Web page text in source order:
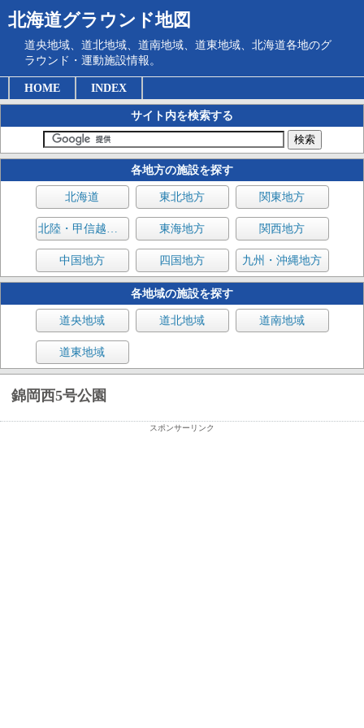
北海道グラウンド地図
道央地域、道北地域、道南地域、道東地域、北海道各地のグ
ラウンド・運動施設情報。
HOME INDEX
サイト内を検索する
各地方の施設を探す
北海道 東北地方 関東地方
北陸・甲信越地方 東海地方 関西地方
中国地方 四国地方 九州・沖縄地方
各地域の施設を探す
道央地域 道北地域 道南地域
道東地域
錦岡西5号公園
スポンサーリンク